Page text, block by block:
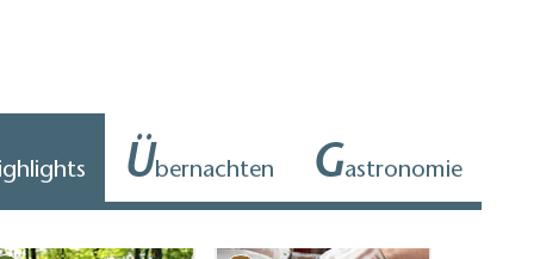
ighlights Übernachten Gastronomie